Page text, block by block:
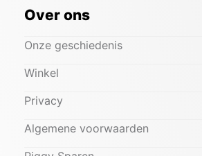
Over ons
Onze geschiedenis
Winkel
Privacy
Algemene voorwaarden